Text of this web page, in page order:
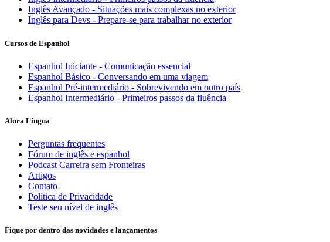
Inglês Avançado - Situações mais complexas no exterior
Inglês para Devs - Prepare-se para trabalhar no exterior
Cursos de Espanhol
Espanhol Iniciante - Comunicação essencial
Espanhol Básico - Conversando em uma viagem
Espanhol Pré-intermediário - Sobrevivendo em outro país
Espanhol Intermediário - Primeiros passos da fluência
Alura Língua
Perguntas frequentes
Fórum de inglês e espanhol
Podcast Carreira sem Fronteiras
Artigos
Contato
Política de Privacidade
Teste seu nível de inglês
Fique por dentro das novidades e lançamentos